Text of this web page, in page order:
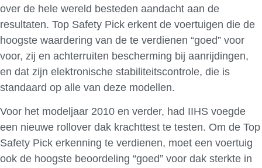
over de hele wereld besteden aandacht aan de
resultaten. Top Safety Pick erkent de voertuigen die de
hoogste waardering van de te verdienen “goed” voor
voor, zij en achterruiten bescherming bij aanrijdingen,
en dat zijn elektronische stabiliteitscontrole, die is
standaard op alle van deze modellen.
Voor het modeljaar 2010 en verder, had IIHS voegde
een nieuwe rollover dak krachttest te testen. Om de Top
Safety Pick erkenning te verdienen, moet een voertuig
ook de hoogste beoordeling “goed” voor dak sterkte in